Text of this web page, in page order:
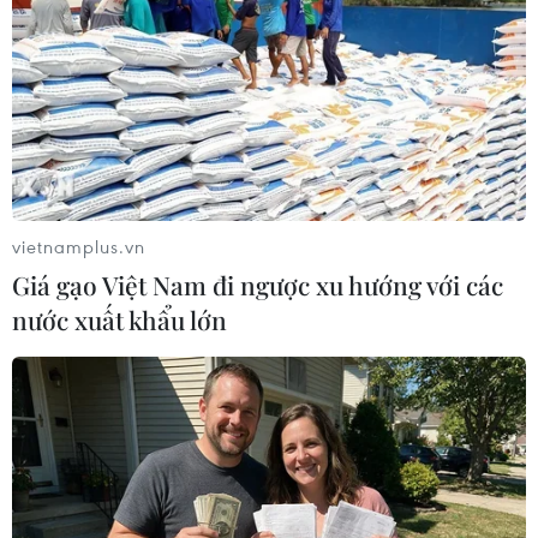
TIN LIÊN QUAN
NASA đánh giá cao hợp tác Nga-Mỹ trong
vietnamplus.vn
Giá gạo Việt Nam đi ngược xu hướng với các
nước xuất khẩu lớn